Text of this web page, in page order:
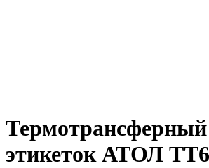
этикеток АТОЛ